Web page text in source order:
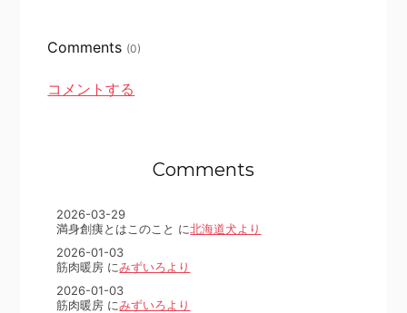
Comments (0)
コメントする
Comments
2026-03-29
満身創痍とはこのこと に北海道犬より
2026-01-03
筋肉暖房 にみずいろより
2026-01-03
筋肉暖房 にみずいろより